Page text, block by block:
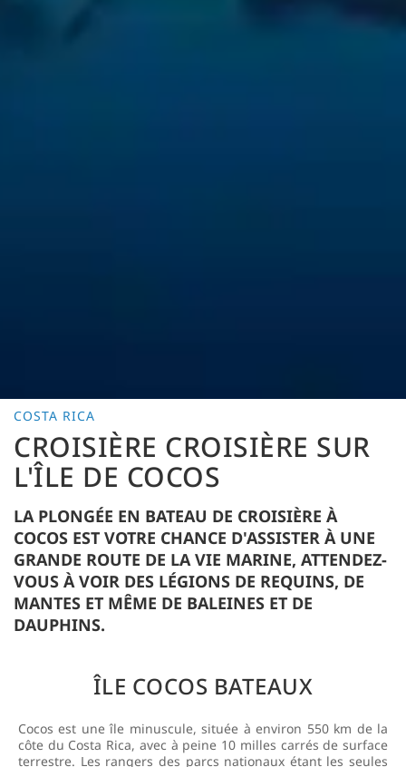
COSTA RICA
CROISIÈRE CROISIÈRE SUR
L'ÎLE DE COCOS
LA PLONGÉE EN BATEAU DE CROISIÈRE À
COCOS EST VOTRE CHANCE D'ASSISTER À UNE
GRANDE ROUTE DE LA VIE MARINE, ATTENDEZ-
VOUS À VOIR DES LÉGIONS DE REQUINS, DE
MANTES ET MÊME DE BALEINES ET DE
DAUPHINS.
ÎLE COCOS BATEAUX
Cocos est une île minuscule, située à environ 550 km de la
côte du Costa Rica, avec à peine 10 milles carrés de surface
terrestre. Les rangers des parcs nationaux étant les seules